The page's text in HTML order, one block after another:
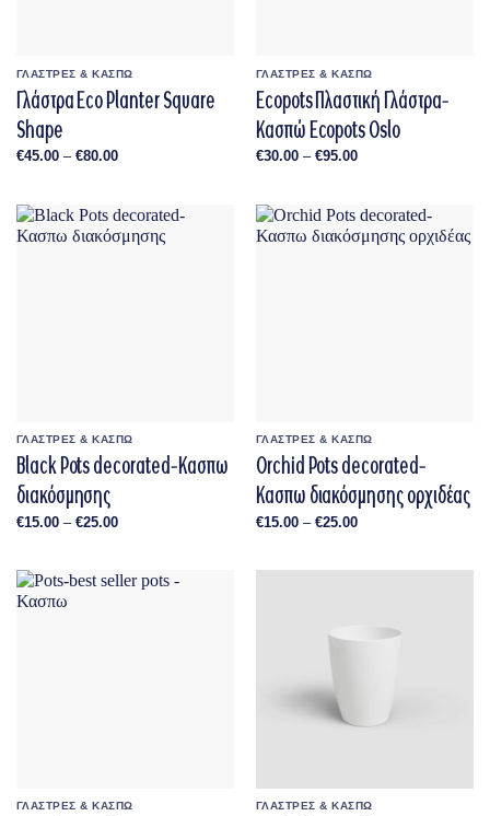
ΓΛΑΣΤΡΕΣ & ΚΑΣΠΩ
Γλάστρα Eco Planter Square
Shape
€45.00 – €80.00Price
€80.00
ΓΛΑΣΤΡΕΣ & ΚΑΣΠΩ
Ecopots Πλαστική Γλάστρα-
Κασπώ Ecopots Oslo
€30.00 – €95.00Price
€95.00
ΓΛΑΣΤΡΕΣ & ΚΑΣΠΩ
Black Pots decorated-Κασπω
διακόσμησης
€15.00 – €25.00Price
€25.00
ΓΛΑΣΤΡΕΣ & ΚΑΣΠΩ
Orchid Pots decorated-
Κασπω διακόσμησης ορχιδέας
€15.00 – €25.00Price
ΓΛΑΣΤΡΕΣ & ΚΑΣΠΩ ΓΛΑΣΤΡΕΣ & ΚΑΣΠΩ